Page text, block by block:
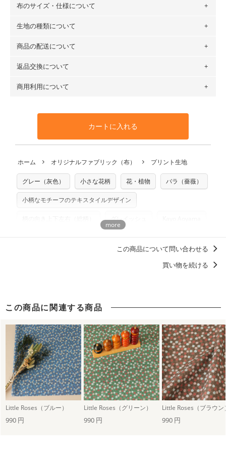
布のサイズ・仕様について
布の長さは50cm単位での販売になります。
場合 → 購入数量「7」
※カットを希望の方は備考欄に「50cmずつカット希望」など
ご記載ください（50cm単位でのカットのみ）
プリント布の仕様についてもっと詳しく見る
生地の種類について
・現在、すべてのデザインのプリントに使用している生地は
ットン（ダブルガーゼ）・100％コットン（ローン）・コッ
トンリネン（ビエラ織）・100％コットン（ツイル）・
100％コットン（キャンバス・11号帆布）です。
生地見本サンプル（無料）を購入する
商品の配送について
・ネコポスでの配送は、布は2mまで型紙は2個までとなりま
も送料の表示が600円となり宅急便での配送となります。
となります。
※万が一、検品時に不備が見つかった場合は、4～5営業日後
※土日祝は営業日に含まれません。
※配送日のご指定は承れません。出来上がり次第、順次発送
返品交換について
・布はご注文後に注文数量のみをプリントするため、
購入後
や用尺をお間違えのないようお願いします。思っていた色味
と違う、などの理由での返品は承れません。予めご了承くだ
商用利用について
利用いただけます。「nunocoto fabric使用」といった記載
も不要です。（製品化した際に起こる全ての問題、クレーム
いませんのでご了承ください）
※有料型紙（ホームソーイング型紙シリーズ）および柄がえ
らべるキットに付属された型紙は商用利用できませんのでご
注意ください。型紙自体の転用・販売および型紙を使用して
商用利用についての詳細はこちら
カートに入れる
ホーム オリジナルファブリック（布） プリント生地
グレー（灰色） 小さな花柄 花・植物 バラ（薔薇）
小柄なモチーフのテキスタイルデザイン
グレイッシュ
この商品について問い合わせる
買い物を続ける
この商品に関連する商品
Little Roses（ブルー） Little Roses（グリーン） Little Roses（ブラウン
990 円 990 円 990 円